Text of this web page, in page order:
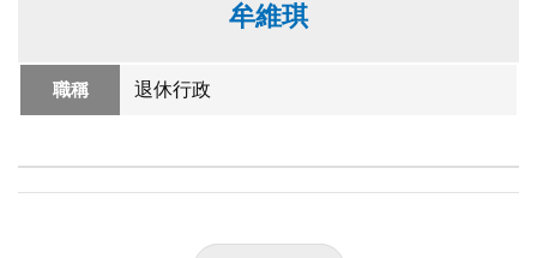
牟維琪
職稱 退休行政